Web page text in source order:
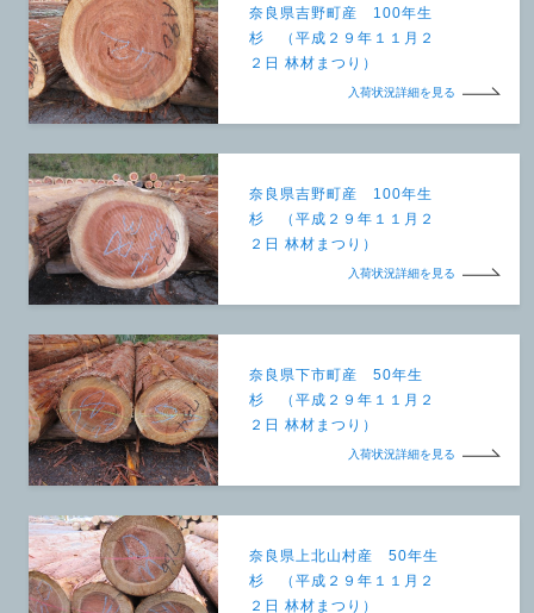
奈良県吉野町産 100年生
杉 （平成２９年１１月２
２日 林材まつり）
入荷状況詳細を見る
奈良県吉野町産 100年生
杉 （平成２９年１１月２
２日 林材まつり）
入荷状況詳細を見る
奈良県下市町産 50年生
杉 （平成２９年１１月２
２日 林材まつり）
入荷状況詳細を見る
奈良県上北山村産 50年生
杉 （平成２９年１１月２
２日 林材まつり）